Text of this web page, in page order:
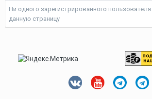
Ни одного зарегистрированного
данную страницу